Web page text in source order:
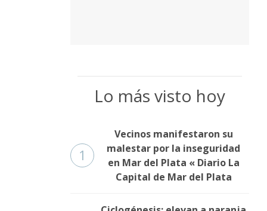
Lo más visto hoy
1
Vecinos manifestaron su
malestar por la inseguridad
en Mar del Plata « Diario La
Capital de Mar del Plata